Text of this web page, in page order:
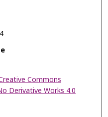
Commons
Derivative Works 4.0